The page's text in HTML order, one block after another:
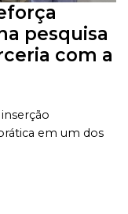
pesquisa
com a
em um dos